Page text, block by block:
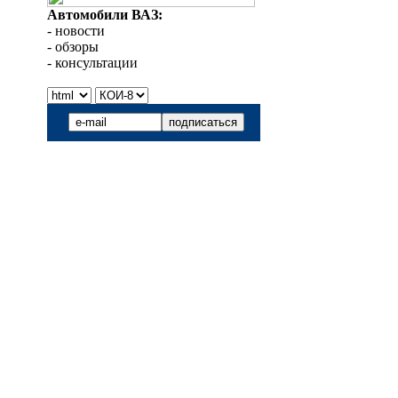
Автомобили ВАЗ:
- новости
- обзоры
- консультации